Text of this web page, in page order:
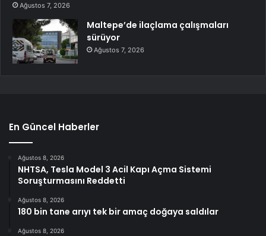
Ağustos 7, 2026
Maltepe’de ilaçlama çalışmaları
sürüyor
Ağustos 7, 2026
En Güncel Haberler
Ağustos 8, 2026
NHTSA, Tesla Model 3 Acil Kapı Açma Sistemi
Soruşturmasını Reddetti
Ağustos 8, 2026
180 bin tane arıyı tek bir amaç doğaya saldılar
Ağustos 8, 2026